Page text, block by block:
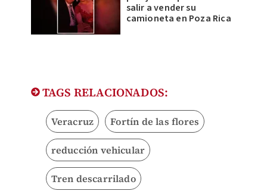
salir a vender su
camioneta en Poza Rica
TAGS RELACIONADOS:
Veracruz Fortín de las flores
reducción vehicular
Tren descarrilado